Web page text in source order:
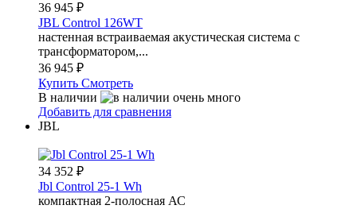
36 945 ₽
JBL Control 126WT
настенная встраиваемая акустическая система с
трансформатором,...
36 945 ₽
Купить Смотреть
В наличии
Добавить для сравнения
JBL
34 352 ₽
Jbl Control 25-1 Wh
компактная 2-полосная АС